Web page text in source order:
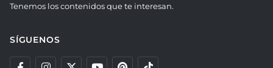
Tenemos los contenidos que te interesan.
SÍGUENOS